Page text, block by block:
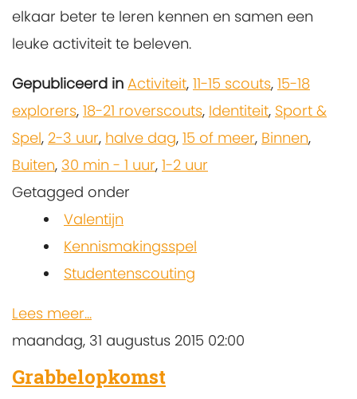
elkaar beter te leren kennen en samen een
leuke activiteit te beleven.
Gepubliceerd in Activiteit, 11-15 scouts, 15-18
explorers, 18-21 roverscouts, Identiteit, Sport &
Spel, 2-3 uur, halve dag, 15 of meer, Binnen,
Buiten, 30 min - 1 uur, 1-2 uur
Getagged onder
Valentijn
Kennismakingsspel
Studentenscouting
Lees meer...
maandag, 31 augustus 2015 02:00
Grabbelopkomst